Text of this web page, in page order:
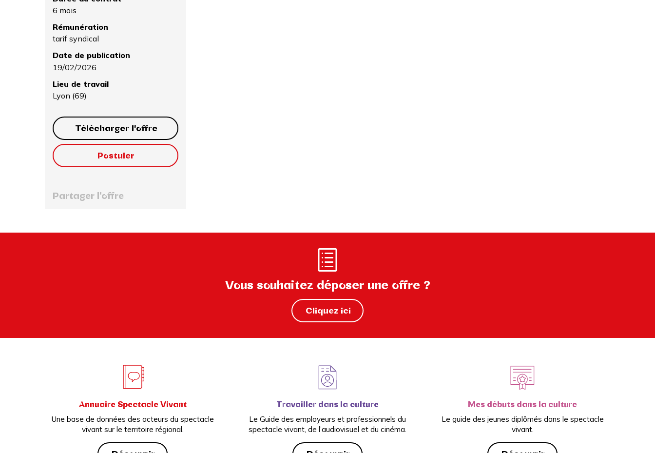
6 mois
Rémunération
tarif syndical
Date de publication
19/02/2026
Lieu de travail
Lyon (69)
Télécharger l'offre
Postuler
Partager l'offre
Vous souhaitez déposer une offre ?
Cliquez ici
Annuaire Spectacle Vivant
Une base de données des acteurs du spectacle
vivant sur le territoire régional.
Travailler dans la culture
Le Guide des employeurs et professionnels du
spectacle vivant, de l’audiovisuel et du cinéma.
Mes débuts dans la culture
Le guide des jeunes diplômés dans le spectacle
vivant.